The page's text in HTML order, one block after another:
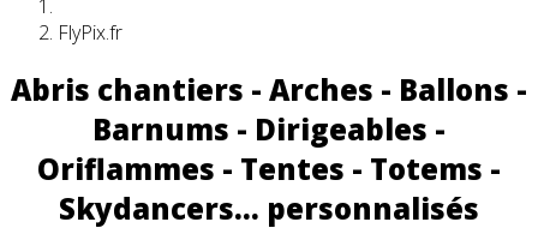
FlyPix.fr
Abris chantiers - Arches - Ballons -
Barnums - Dirigeables -
Oriflammes - Tentes - Totems -
Skydancers... personnalisés